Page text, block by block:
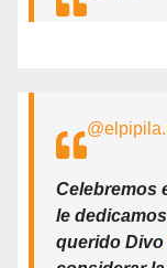
Celebremos
le
querido Divo